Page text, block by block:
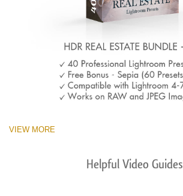
VIEW MORE
Helpful Video Guides